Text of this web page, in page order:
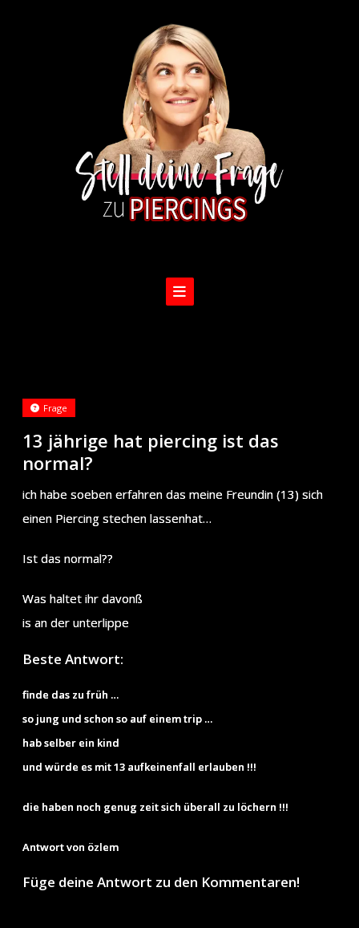
13 jährige hat piercing ist das
normal?
Frage
ich habe soeben erfahren das meine Freundin (13) sich
einen Piercing stechen lassenhat…
Ist das normal??
Was haltet ihr davonß
is an der unterlippe
Beste Antwort:
finde das zu früh …
so jung und schon so auf einem trip …
hab selber ein kind
und würde es mit 13 aufkeinenfall erlauben !!!
die haben noch genug zeit sich überall zu löchern !!!
Antwort von özlem
Füge deine Antwort zu den Kommentaren!